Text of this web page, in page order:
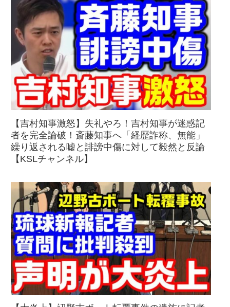
【吉村知事激怒】失礼やろ！吉村知事が迷惑記
者を完全論破！斎藤知事へ「経歴詐称、無能」
繰り返される嘘と誹謗中傷に対して毅然と反論
【KSLチャンネル】